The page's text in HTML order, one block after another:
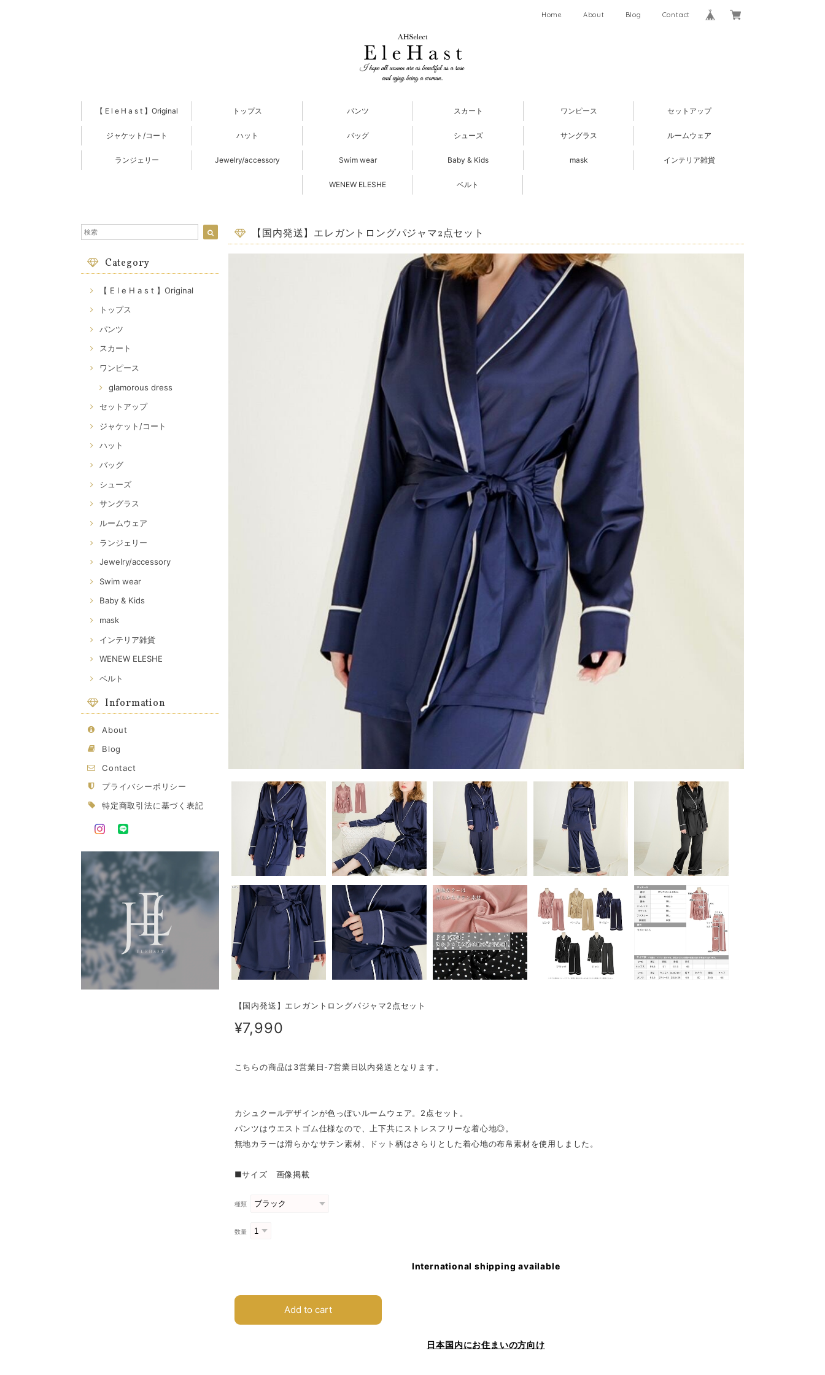
Home About Blog Contact
【 E l e H a s t 】Original トップス パンツ スカート ワンピース セットアップ
ジャケット/コート ハット バッグ シューズ サングラス ルームウェア
ランジェリー Jewelry/accessory Swim wear Baby & Kids mask インテリア雑貨
WENEW ELESHE ベルト
Category
【 E l e H a s t 】Original
トップス
パンツ
スカート
ワンピース
glamorous dress
セットアップ
ジャケット/コート
ハット
バッグ
シューズ
サングラス
ルームウェア
ランジェリー
Jewelry/accessory
Swim wear
Baby & Kids
mask
インテリア雑貨
WENEW ELESHE
ベルト
Information
About
Blog
Contact
プライバシーポリシー
特定商取引法に基づく表記
【国内発送】エレガントロングパジャマ2点セット
【国内発送】エレガントロングパジャマ2点セット
¥7,990
こちらの商品は3営業日-7営業日以内発送となります。
カシュクールデザインが色っぽいルームウェア。2点セット。
パンツはウエストゴム仕様なので、上下共にストレスフリーな着心地◎。
無地カラーは滑らかなサテン素材、ドット柄はさらりとした着心地の布帛素材を使用しました。
■サイズ 画像掲載
種類
数量
International shipping available
Add to cart
日本国内にお住まいの方向け